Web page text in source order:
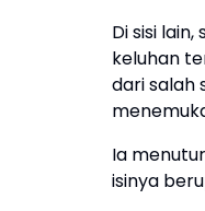
Di sisi
keluhan
dari salah
Ia
isinya